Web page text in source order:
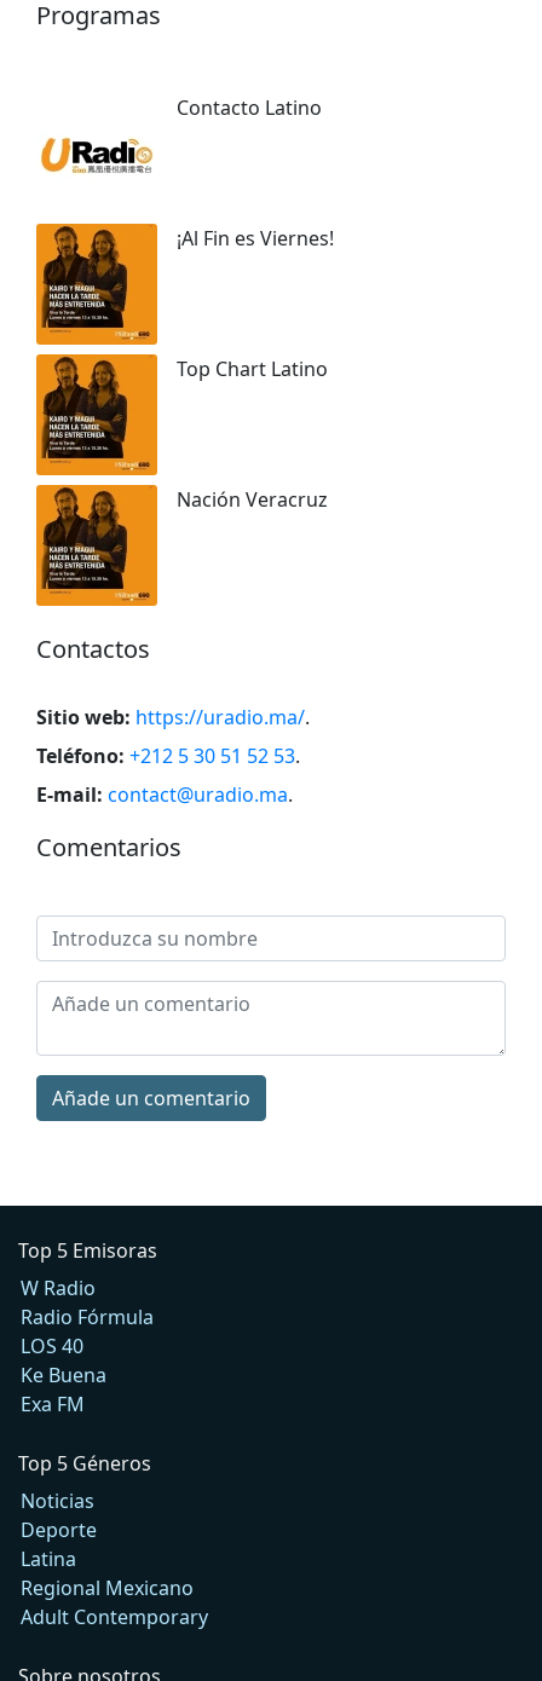
Programas
Contacto Latino
¡Al Fin es Viernes!
Top Chart Latino
Nación Veracruz
Contactos
Sitio web: https://uradio.ma/.
Teléfono: +212 5 30 51 52 53.
E-mail: contact@uradio.ma.
Comentarios
Añade un comentario
Top 5 Emisoras
W Radio
Radio Fórmula
LOS 40
Ke Buena
Exa FM
Top 5 Géneros
Noticias
Deporte
Latina
Regional Mexicano
Adult Contemporary